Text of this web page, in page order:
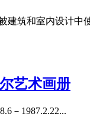
建筑和室内设计中
艺术画册
－1987.2.22...